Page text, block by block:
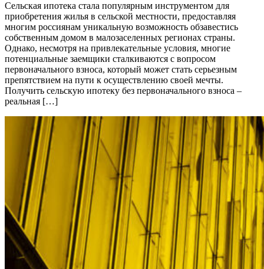
Сельская ипотека стала популярным инструментом для
приобретения жилья в сельской местности, предоставляя
многим россиянам уникальную возможность обзавестись
собственным домом в малозаселенных регионах страны.
Однако, несмотря на привлекательные условия, многие
потенциальные заемщики сталкиваются с вопросом
первоначального взноса, который может стать серьезным
препятствием на пути к осуществлению своей мечты.
Получить сельскую ипотеку без первоначального взноса –
реальная […]